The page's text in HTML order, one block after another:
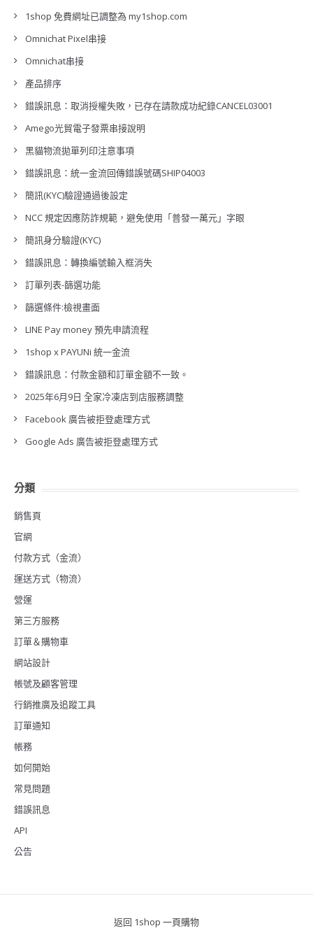
1shop 免費網址已調整為 my1shop.com
Omnichat Pixel串接
Omnichat串接
產品排序
錯誤訊息：取消授權失敗，已存在請款成功紀錄CANCEL03001
Amego光貿電子發票串接說明
黑貓物流拋單列印注意事項
錯誤訊息：統一金流回傳錯誤號碼SHIP04003
簡訊(KYC)驗證通過後設定
NCC 規定因應防詐規範，避免使用「普發一萬元」字眼
簡訊身分驗證(KYC)
錯誤訊息：轉換編號輸入框消失
訂單列表-篩選功能
篩選條件:檢視畫面
LINE Pay money 預先申請流程
1shop x PAYUNi 統一金流
錯誤訊息：付款金額和訂單金額不一致。
2025年6月9日 全家冷凍店到店服務調整
Facebook 廣告被拒登處理方式
Google Ads 廣告被拒登處理方式
分類
銷售頁
官網
付款方式（金流）
運送方式（物流）
營運
第三方服務
訂單＆購物車
網站設計
帳號及顧客管理
行銷推廣及追蹤工具
訂單通知
帳務
如何開始
常見問題
錯誤訊息
API
公告
返回 1shop 一頁購物